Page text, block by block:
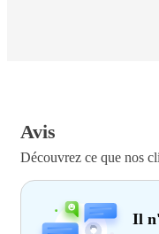
Avis
Découvrez ce que nos
Il